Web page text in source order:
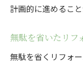
計画的に進めるこ
無駄を省いたリフ
無駄を省くリフォ